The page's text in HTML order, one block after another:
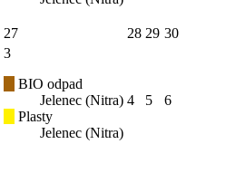
27 28 29 30
3
BIO odpad
Jelenec (Nitra)
Plasty
Jelenec (Nitra)
4 5 6